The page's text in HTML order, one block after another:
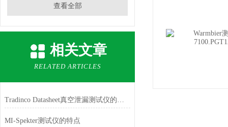
查看全部
相关文章
RELATED ARTICLES
Tradinco Datasheet真空泄漏测试仪的工作原理
MI-Spekter测试仪的特点